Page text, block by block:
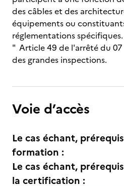
des câbles et des
équipements ou
réglementations
" Article 49 de l'arrêté du
des grandes inspections.
Voie d’accès
Le cas échant,
formation :
Le cas échant,
la certification :